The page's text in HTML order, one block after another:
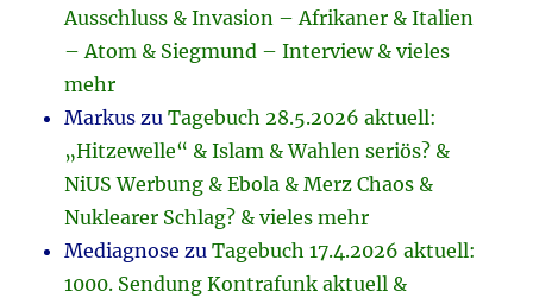
Ausschluss & Invasion – Afrikaner & Italien
– Atom & Siegmund – Interview & vieles
mehr
Markus zuTagebuch 28.5.2026 aktuell:
„Hitzewelle“ & Islam & Wahlen seriös? &
NiUS Werbung & Ebola & Merz Chaos &
Nuklearer Schlag? & vieles mehr
Mediagnose zuTagebuch 17.4.2026 aktuell:
1000. Sendung Kontrafunk aktuell &